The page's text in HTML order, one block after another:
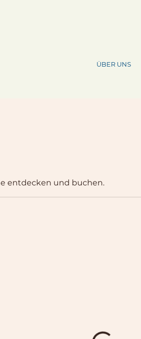
ÜBER UNS
entdecken und buchen.